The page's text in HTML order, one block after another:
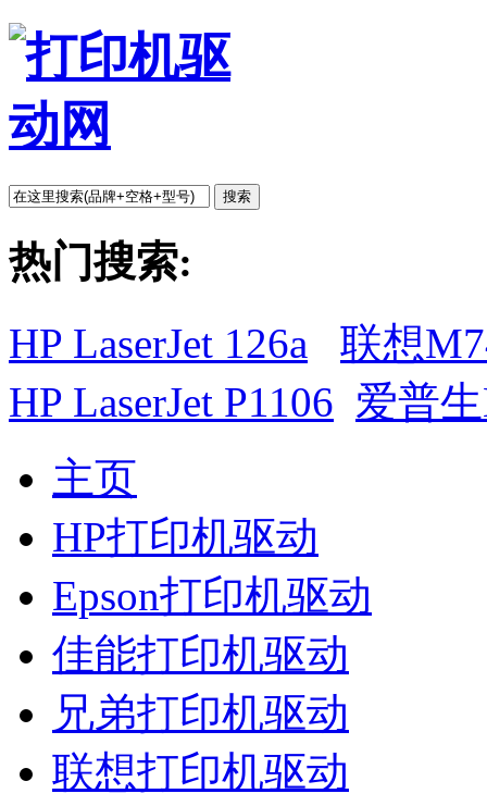
搜索
热门搜索:
HP LaserJet 126a
联想
HP LaserJet P1106 爱普
主页
HP打印机驱动
Epson打印机驱动
佳能打印机驱动
兄弟打印机驱动
联想打印机驱动